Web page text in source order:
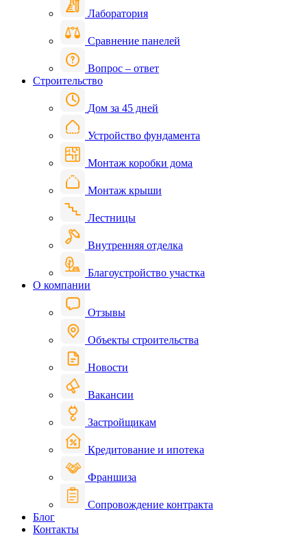
Лаборатория
Сравнение панелей
Вопрос – ответ
Строительство
Дом за 45 дней
Устройство фундамента
Монтаж коробки дома
Монтаж крыши
Лестницы
Внутренняя отделка
Благоустройство участка
О компании
Отзывы
Объекты строительства
Новости
Вакансии
Застройщикам
Кредитование и ипотека
Франшиза
Сопровождение контракта
Блог
Контакты